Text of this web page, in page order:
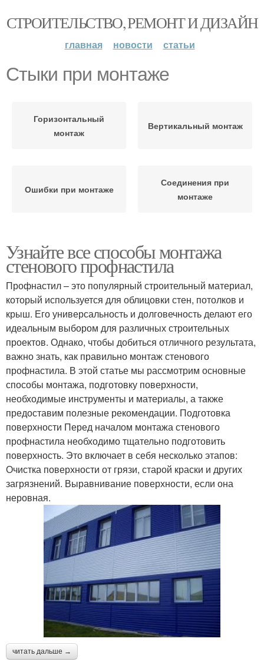
СТРОИТЕЛЬСТВО, РЕМОНТ И ДИЗАЙН
главная новости статьи
Стыки при монтаже
Горизонтальный
монтаж
Вертикальный монтаж
Ошибки при монтаже
Соединения при
монтаже
Узнайте все способы монтажа
стенового профнастила
Профнастил – это популярный строительный материал,
который используется для облицовки стен, потолков и
крыш. Его универсальность и долговечность делают его
идеальным выбором для различных строительных
проектов. Однако, чтобы добиться отличного результата,
важно знать, как правильно монтаж стенового
профнастила. В этой статье мы рассмотрим основные
способы монтажа, подготовку поверхности,
необходимые инструменты и материалы, а также
предоставим полезные рекомендации. Подготовка
поверхности Перед началом монтажа стенового
профнастила необходимо тщательно подготовить
поверхность. Это включает в себя несколько этапов:
Очистка поверхности от грязи, старой краски и других
загрязнений. Выравнивание поверхности, если она
неровная.
читать дальше →